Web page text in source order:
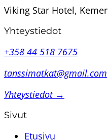
Viking Star Hotel, Kemer
Yhteystiedot
+358 44 518 7675
tanssimatkat@gmail.com
Yhteystiedot →
Sivut
Etusivu